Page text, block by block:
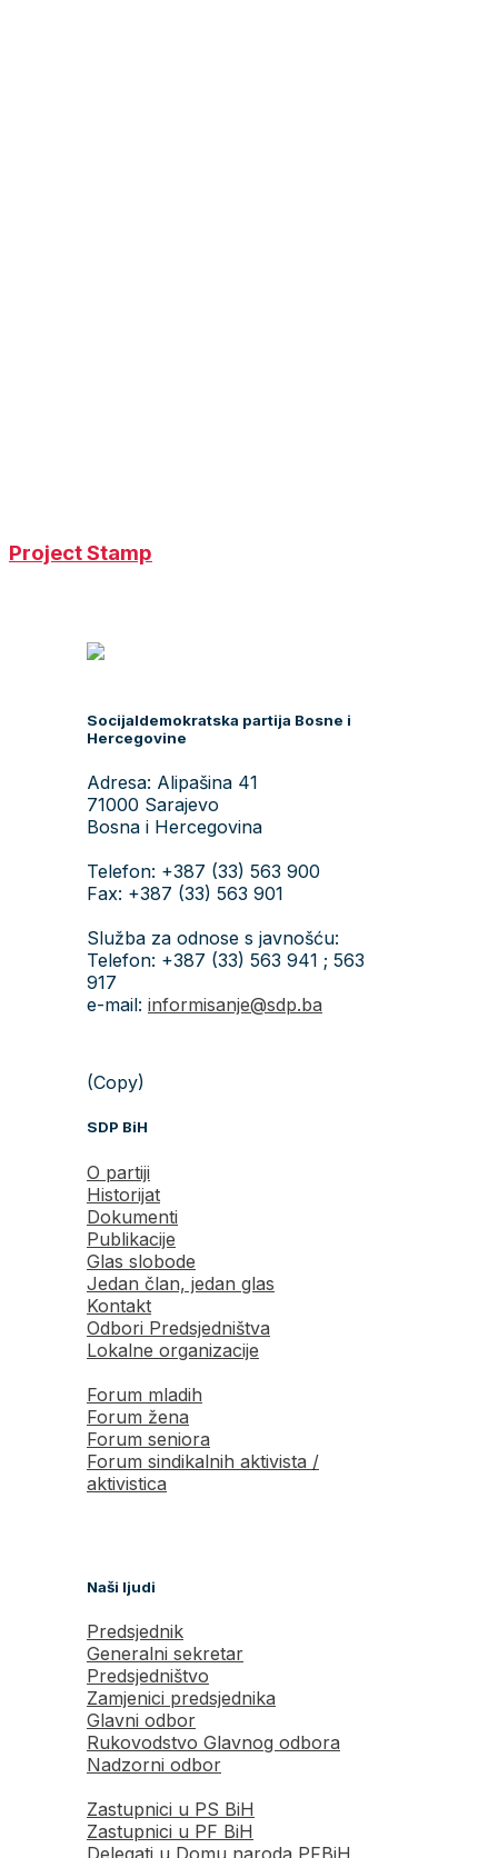
Project Stamp
Socijaldemokratska partija Bosne i
Hercegovine
Adresa: Alipašina 41
71000 Sarajevo
Bosna i Hercegovina
Telefon: +387 (33) 563 900
Fax: +387 (33) 563 901
Služba za odnose s javnošću:
Telefon: +387 (33) 563 941 ; 563
917
e-mail: informisanje@sdp.ba
(Copy)
SDP BiH
O partiji
Historijat
Dokumenti
Publikacije
Glas slobode
Jedan član, jedan glas
Kontakt
Odbori Predsjedništva
Lokalne organizacije
Forum mladih
Forum žena
Forum seniora
Forum sindikalnih aktivista /
aktivistica
Naši ljudi
Predsjednik
Generalni sekretar
Predsjedništvo
Zamjenici predsjednika
Glavni odbor
Rukovodstvo Glavnog odbora
Nadzorni odbor
Zastupnici u PS BiH
Zastupnici u PF BiH
Delegati u Domu naroda PFBiH